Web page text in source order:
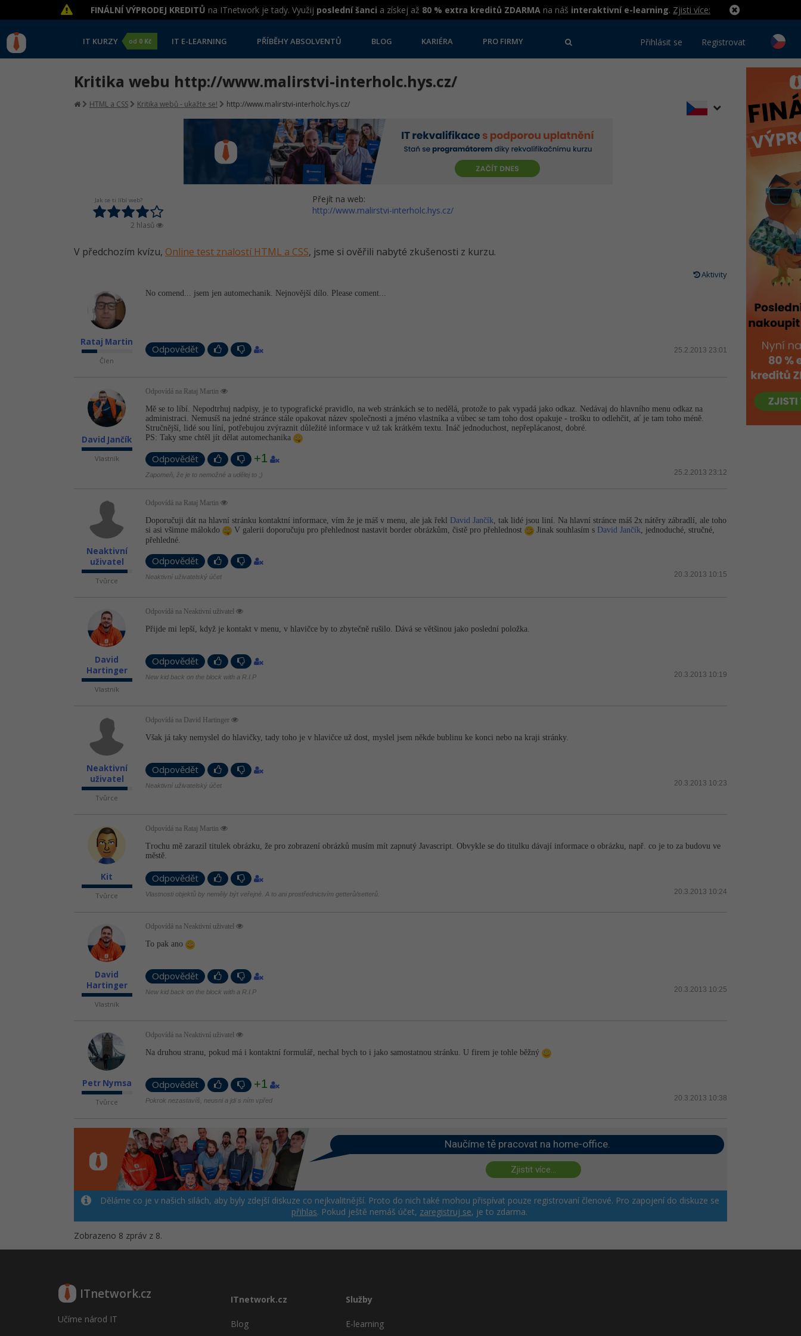
FINÁLNÍ VÝPRODEJ KREDITŮ na ITnetwork je tady. Využij poslední šanci a získej až 80 % extra kreditů ZDARMA na náš interaktivní e-learning. Zjisti více:
IT KURZY od 0 Kč IT E-LEARNING PŘÍBĚHY ABSOLVENTŮ BLOG KARIÉRA PRO FIRMY Přihlásit se Registrovat
Kritika webu http://www.malirstvi-interholc.hys.cz/
HTML a CSS Kritika webů - ukažte se! http://www.malirstvi-interholc.hys.cz/
Jak se ti líbí web?
2 hlasů
Přejít na web:
http://www.malirstvi-interholc.hys.cz/
V předchozím kvízu, Online test znalostí HTML a CSS, jsme si ověřili nabyté zkušenosti z kurzu.
Aktivity
Rataj Martin
Člen
No comend... jsem jen automechanik. Nejnovější dílo. Please coment...
Odpovědět 25.2.2013 23:01
David Jančík
Vlastník
Odpovídá na Rataj Martin
Mě se to líbí. Nepodtrhuj nadpisy, je to typografické pravidlo, na web stránkách se to nedělá, protože to pak vypadá jako odkaz. Nedávaj do hlavního menu odkaz na
administraci. Nemusíš na jedné stránce stále opakovat název společnosti a jméno vlastníka a vůbec se tam toho dost opakuje - trošku to odlehčit, ať je tam toho méně.
Stručnější, lidé sou líní, potřebujou zvýraznit důležité informace v už tak krátkém textu. Ináč jednoduchost, nepřeplácanost, dobré.
PS: Taky sme chtěl jít dělat automechanika
Odpovědět +1
25.2.2013 23:12
Zapomeň, že je to nemožné a udělej to ;)
Neaktivní
uživatel
Tvůrce
Odpovídá na Rataj Martin
Doporučuji dát na hlavní stránku kontaktní informace, vím že je máš v menu, ale jak řekl David Jančík , tak lidé jsou liní. Na hlavní stránce máš 2x nátěry zábradlí, ale toho
si asi všimne málokdo
V galerii doporučuju pro přehlednost nastavit border obrázkům, čistě pro přehlednost Jinak souhlasím s David Jančík , jednoduché, stručné,
přehledné.
Odpovědět
20.3.2013 10:15
Neaktivní uživatelský účet
David
Hartinger
Vlastník
Odpovídá na Neaktivní uživatel
Přijde mi lepší, když je kontakt v menu, v hlavičce by to zbytečně rušilo. Dává se většinou jako poslední položka.
Odpovědět
20.3.2013 10:19
New kid back on the block with a R.I.P
Neaktivní
uživatel
Tvůrce
Odpovídá na David Hartinger
Však já taky nemyslel do hlavičky, tady toho je v hlavičce už dost, myslel jsem někde bublinu ke konci nebo na kraji stránky.
Odpovědět
20.3.2013 10:23
Neaktivní uživatelský účet
Kit
Tvůrce
Odpovídá na Rataj Martin
Trochu mě zarazil titulek obrázku, že pro zobrazení obrázků musím mít zapnutý Javascript. Obvykle se do titulku dávají informace o obrázku, např. co je to za budovu ve
městě.
Odpovědět
20.3.2013 10:24
Vlastnosti objektů by neměly být veřejné. A to ani prostřednictvím getterů/setterů.
David
Hartinger
Vlastník
Odpovídá na Neaktivní uživatel
To pak ano
Odpovědět
20.3.2013 10:25
New kid back on the block with a R.I.P
Petr Nymsa
Tvůrce
Odpovídá na Neaktivní uživatel
Na druhou stranu, pokud má i kontaktní formulář, nechal bych to i jako samostatnou stránku. U firem je tohle běžný
Odpovědět +1
20.3.2013 10:38
Pokrok nezastavíš, neusni a jdi s ním vpřed
Naučíme tě pracovat na home-office.
Zjistit více...
Děláme co je v našich silách, aby byly zdejší diskuze co nejkvalitnější. Proto do nich také mohou přispívat pouze registrovaní členové. Pro zapojení do diskuze se
přihlas. Pokud ještě nemáš účet, zaregistruj se, je to zdarma.
Zobrazeno 8 zpráv z 8.
ITnetwork.cz
Učíme národ IT
ITnetwork.cz
Blog
Služby
E-learning